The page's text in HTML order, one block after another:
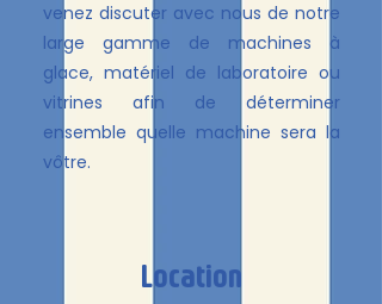
venez discuter avec nous de notre
large gamme de machines à
glace, matériel de laboratoire ou
vitrines afin de déterminer
ensemble quelle machine sera la
vôtre.
Location